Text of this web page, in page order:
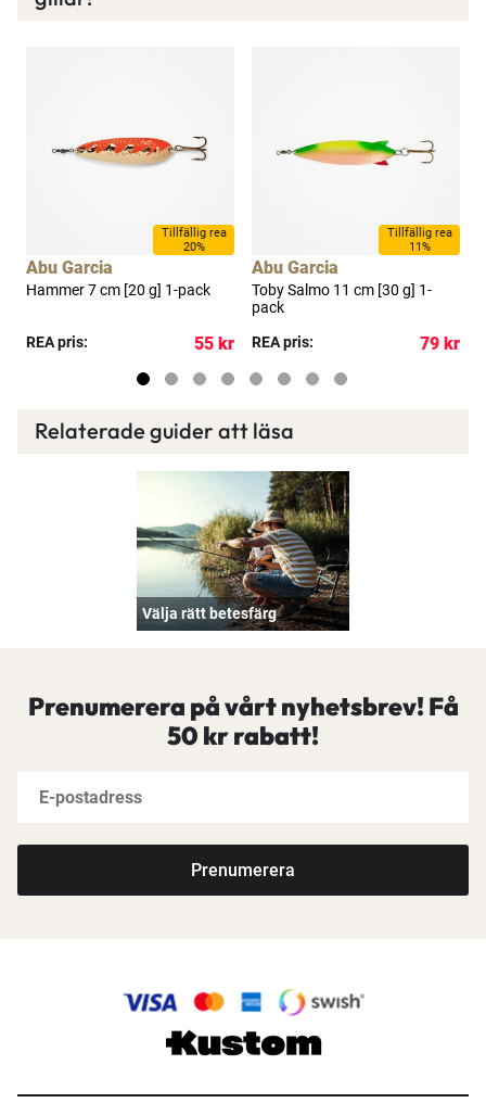
Tillfällig rea
20%
Abu Garcia
Hammer 7 cm [20 g] 1-pack
REA pris: 55 kr
Tillfällig rea
11%
Abu Garcia
Toby Salmo 11 cm [30 g] 1-
pack
REA pris:
79 kr
Relaterade guider att läsa
Välja rätt betesfärg
Prenumerera på vårt nyhetsbrev! Få
50 kr rabatt!
Prenumerera